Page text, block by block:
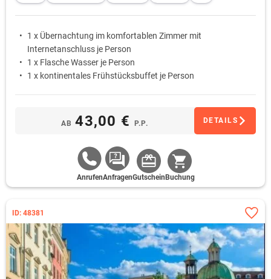
1 x Übernachtung im komfortablen Zimmer mit
Internetanschluss je Person
1 x Flasche Wasser je Person
1 x kontinentales Frühstücksbuffet je Person
AB 43,00 € P.P. DETAILS
AnrufenAnfragenGutschein Buchung
ID: 48381